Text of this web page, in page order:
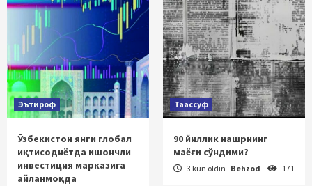
Эътироф
Ўзбекистон янги глобал
иқтисодиётда ишончли
инвестиция марказига
айланмоқда
Таассуф
90 йиллик нашрнинг
маёғи сўндими?
3 kun oldin Behzod 171